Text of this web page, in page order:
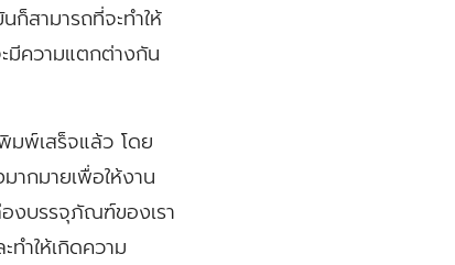
สามารถที่จะทำให้
มีความแตกต่างกัน
พ์เสร็จแล้ว โดย
ากมายเพื่อให้งาน
งบรรจุภัณฑ์ของเรา
ำให้เกิดความ